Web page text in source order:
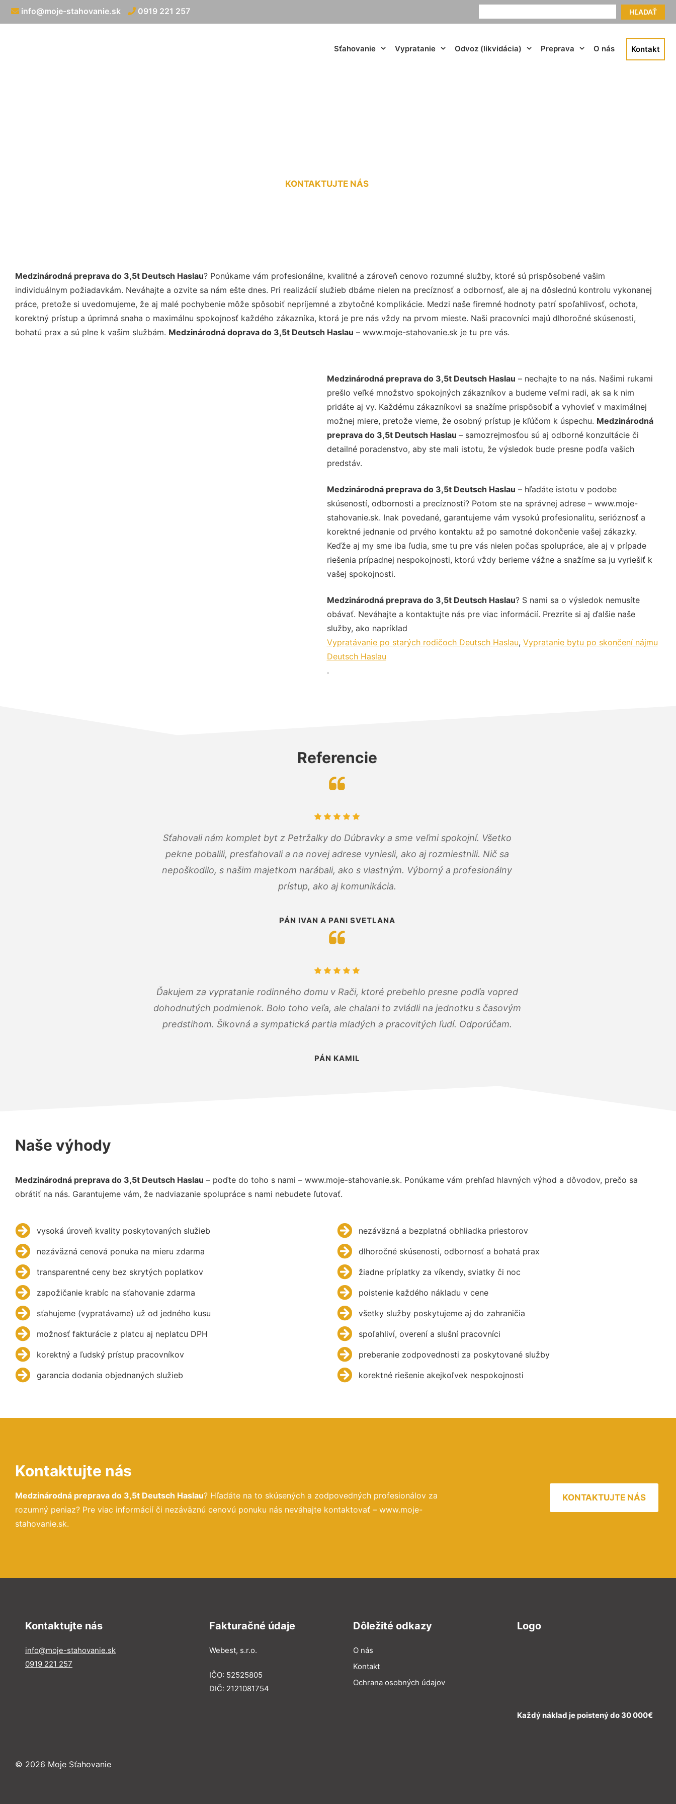
HĽADAŤ
info@moje-stahovanie.sk 0919 221 257
Sťahovanie Vypratanie Odvoz (likvidácia) Preprava O nás Kontakt
KONTAKTUJTE NÁS
Medzinárodná preprava do 3,5t Deutsch Haslau? Ponúkame vám profesionálne, kvalitné a zároveň cenovo rozumné služby, ktoré sú prispôsobené vašim
individuálnym požiadavkám. Neváhajte a ozvite sa nám ešte dnes. Pri realizácií služieb dbáme nielen na precíznosť a odbornosť, ale aj na dôslednú kontrolu vykonanej
práce, pretože si uvedomujeme, že aj malé pochybenie môže spôsobiť nepríjemné a zbytočné komplikácie. Medzi naše firemné hodnoty patrí spoľahlivosť, ochota,
korektný prístup a úprimná snaha o maximálnu spokojnosť každého zákazníka, ktorá je pre nás vždy na prvom mieste. Naši pracovníci majú dlhoročné skúsenosti,
bohatú prax a sú plne k vašim službám. Medzinárodná doprava do 3,5t Deutsch Haslau – www.moje-stahovanie.sk je tu pre vás.
Medzinárodná preprava do 3,5t Deutsch Haslau – nechajte to na nás. Našimi rukami
prešlo veľké množstvo spokojných zákazníkov a budeme veľmi radi, ak sa k nim
pridáte aj vy. Každému zákazníkovi sa snažíme prispôsobiť a vyhovieť v maximálnej
možnej miere, pretože vieme, že osobný prístup je kľúčom k úspechu. Medzinárodná
preprava do 3,5t Deutsch Haslau – samozrejmosťou sú aj odborné konzultácie či
detailné poradenstvo, aby ste mali istotu, že výsledok bude presne podľa vašich
predstáv.
Medzinárodná preprava do 3,5t Deutsch Haslau – hľadáte istotu v podobe
skúseností, odbornosti a precíznosti? Potom ste na správnej adrese – www.moje-
stahovanie.sk. Inak povedané, garantujeme vám vysokú profesionalitu, serióznosť a
korektné jednanie od prvého kontaktu až po samotné dokončenie vašej zákazky.
Keďže aj my sme iba ľudia, sme tu pre vás nielen počas spolupráce, ale aj v prípade
riešenia prípadnej nespokojnosti, ktorú vždy berieme vážne a snažíme sa ju vyriešiť k
vašej spokojnosti.
Medzinárodná preprava do 3,5t Deutsch Haslau? S nami sa o výsledok nemusíte
obávať. Neváhajte a kontaktujte nás pre viac informácií. Prezrite si aj ďalšie naše
služby, ako napríklad
Vypratávanie po starých rodičoch Deutsch Haslau, Vypratanie bytu po skončení nájmu
Deutsch Haslau
.
Referencie
Sťahovali nám komplet byt z Petržalky do Dúbravky a sme veľmi spokojní. Všetko
pekne pobalili, presťahovali a na novej adrese vyniesli, ako aj rozmiestnili. Nič sa
nepoškodilo, s našim majetkom narábali, ako s vlastným. Výborný a profesionálny
prístup, ako aj komunikácia.
PÁN IVAN A PANI SVETLANA
Ďakujem za vypratanie rodinného domu v Rači, ktoré prebehlo presne podľa vopred
dohodnutých podmienok. Bolo toho veľa, ale chalani to zvládli na jednotku s časovým
predstihom. Šikovná a sympatická partia mladých a pracovitých ľudí. Odporúčam.
PÁN KAMIL
Naše výhody
Medzinárodná preprava do 3,5t Deutsch Haslau – poďte do toho s nami – www.moje-stahovanie.sk. Ponúkame vám prehľad hlavných výhod a dôvodov, prečo sa
obrátiť na nás. Garantujeme vám, že nadviazanie spolupráce s nami nebudete ľutovať.
vysoká úroveň kvality poskytovaných služieb
nezáväzná cenová ponuka na mieru zdarma
transparentné ceny bez skrytých poplatkov
zapožičanie krabíc na sťahovanie zdarma
sťahujeme (vypratávame) už od jedného kusu
možnosť fakturácie z platcu aj neplatcu DPH
korektný a ľudský prístup pracovníkov
garancia dodania objednaných služieb
nezáväzná a bezplatná obhliadka priestorov
dlhoročné skúsenosti, odbornosť a bohatá prax
žiadne príplatky za víkendy, sviatky či noc
poistenie každého nákladu v cene
všetky služby poskytujeme aj do zahraničia
spoľahliví, overení a slušní pracovníci
preberanie zodpovednosti za poskytované služby
korektné riešenie akejkoľvek nespokojnosti
Kontaktujte nás
Medzinárodná preprava do 3,5t Deutsch Haslau? Hľadáte na to skúsených a zodpovedných profesionálov za
rozumný peniaz? Pre viac informácií či nezáväznú cenovú ponuku nás neváhajte kontaktovať – www.moje-
stahovanie.sk.
KONTAKTUJTE NÁS
Kontaktujte nás
info@moje-stahovanie.sk
0919 221 257
Fakturačné údaje
Webest, s.r.o.
IČO: 52525805
DIČ: 2121081754
Dôležité odkazy
O nás
Kontakt
Ochrana osobných údajov
Logo
Každý náklad je poistený do 30 000€
© 2026 Moje Sťahovanie